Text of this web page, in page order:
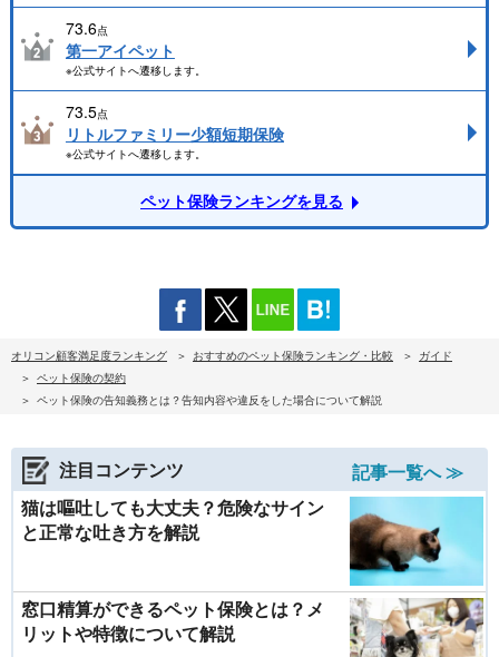
73.6点
第一アイペット
※公式サイトへ遷移します。
73.5点
リトルファミリー少額短期保険
※公式サイトへ遷移します。
ペット保険ランキングを見る
オリコン顧客満足度ランキング おすすめのペット保険ランキング・比較
ガイド
ペット保険の契約
ペット保険の告知義務とは？告知内容や違反をした場合について解説
注目コンテンツ
記事一覧へ ≫
猫は嘔吐しても大丈夫？危険なサイン
と正常な吐き方を解説
窓口精算ができるペット保険とは？メ
リットや特徴について解説